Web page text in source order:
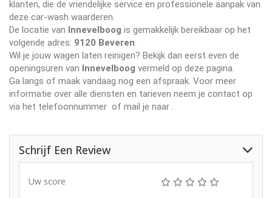
klanten, die de vriendelijke service en professionele aanpak van
deze car-wash waarderen.
De locatie van Innevelboog is gemakkelijk bereikbaar op het
volgende adres: 9120 Beveren
Wil je jouw wagen laten reinigen? Bekijk dan eerst even de
openingsuren van Innevelboog vermeld op deze pagina.
Ga langs of maak vandaag nog een afspraak. Voor meer
informatie over alle diensten en tarieven neem je contact op
via het telefoonnummer of mail je naar
Schrijf Een Review
Uw score